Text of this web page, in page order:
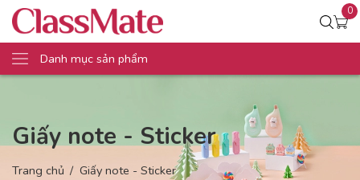
0
Danh mục sản phẩm
Giấy note - Sticker
Trang chủ Giấy note - Sticker